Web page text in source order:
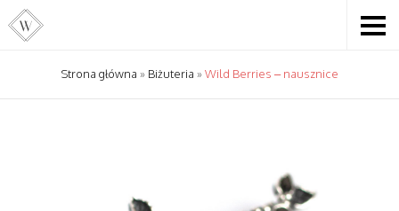
Strona główna » Biżuteria »Wild Berries – nausznice